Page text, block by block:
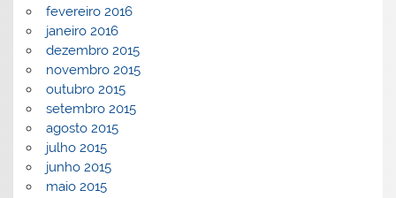
fevereiro 2016
janeiro 2016
dezembro 2015
novembro 2015
outubro 2015
setembro 2015
agosto 2015
julho 2015
junho 2015
maio 2015